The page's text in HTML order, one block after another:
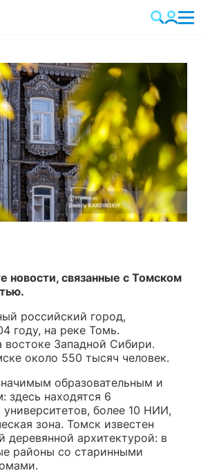
новости, связанные с Томском
российский город,
году, на реке Томь.
востоке Западной Сибири.
около 550 тысяч человек.
образовательным и
здесь находятся 6
университетов, более 10 НИИ,
зона. Томск известен
деревянной архитектурой: в
районы со старинными